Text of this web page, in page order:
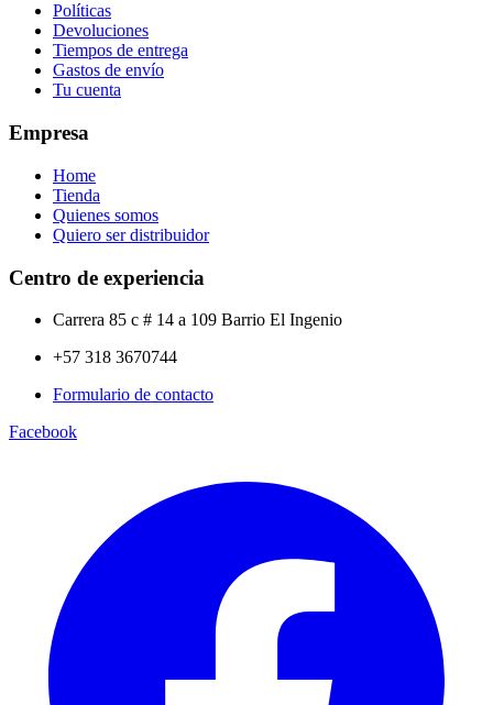
Políticas
Devoluciones
Tiempos de entrega
Gastos de envío
Tu cuenta
Empresa
Home
Tienda
Quienes somos
Quiero ser distribuidor
Centro de experiencia
Carrera 85 c # 14 a 109 Barrio El Ingenio
+57 318 3670744
Formulario de contacto
Facebook